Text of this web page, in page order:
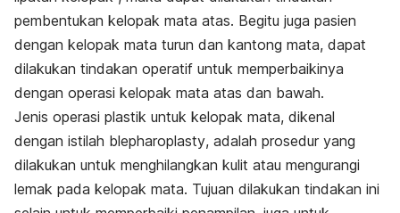
pembentukan kelopak mata atas. Begitu juga pasien
dengan kelopak mata turun dan kantong mata, dapat
dilakukan tindakan operatif untuk memperbaikinya
dengan operasi kelopak mata atas dan bawah.
Jenis operasi plastik untuk kelopak mata, dikenal
dengan istilah blepharoplasty, adalah prosedur yang
dilakukan untuk menghilangkan kulit atau mengurangi
lemak pada kelopak mata. Tujuan dilakukan tindakan ini